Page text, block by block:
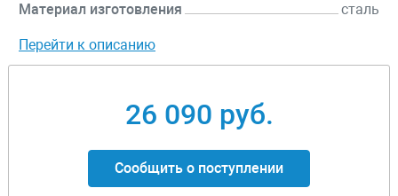
Материал изготовления сталь
Перейти к описанию
26 090 руб.
Сообщить о поступлении